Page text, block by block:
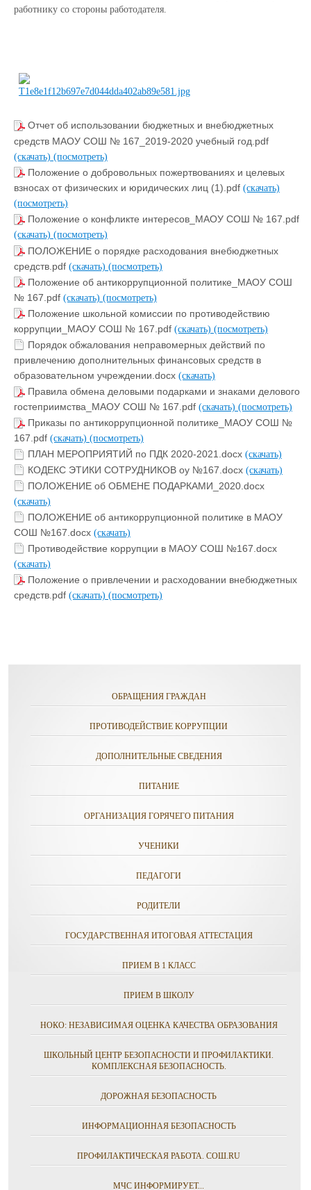
работнику со стороны работодателя.
Отчет об использовании бюджетных и внебюджетных
средств МАОУ СОШ № 167_2019-2020 учебный год.pdf
(скачать) (посмотреть)
Положение о добровольных пожертвованиях и целевых
взносах от физических и юридических лиц (1).pdf (скачать)
(посмотреть)
Положение о конфликте интересов_МАОУ СОШ № 167.pdf
(скачать) (посмотреть)
ПОЛОЖЕНИЕ о порядке расходования внебюджетных
средств.pdf (скачать) (посмотреть)
Положение об антикоррупционной политике_МАОУ СОШ
№ 167.pdf (скачать) (посмотреть)
Положение школьной комиссии по противодействию
коррупции_МАОУ СОШ № 167.pdf (скачать) (посмотреть)
Порядок обжалования неправомерных действий по
привлечению дополнительных финансовых средств в
образовательном учреждении.docx (скачать)
Правила обмена деловыми подарками и знаками делового
гостеприимства_МАОУ СОШ № 167.pdf (скачать) (посмотреть)
Приказы по антикоррупционной политике_МАОУ СОШ №
167.pdf (скачать) (посмотреть)
ПЛАН МЕРОПРИЯТИЙ по ПДК 2020-2021.docx (скачать)
КОДЕКС ЭТИКИ СОТРУДНИКОВ оу №167.docx (скачать)
ПОЛОЖЕНИЕ об ОБМЕНЕ ПОДАРКАМИ_2020.docx
(скачать)
ПОЛОЖЕНИЕ об антикоррупционной политике в МАОУ
СОШ №167.docx (скачать)
Противодействие коррупции в МАОУ СОШ №167.docx
(скачать)
Положение о привлечении и расходовании внебюджетных
средств.pdf (скачать) (посмотреть)
ОБРАЩЕНИЯ ГРАЖДАН
ПРОТИВОДЕЙСТВИЕ КОРРУПЦИИ
ДОПОЛНИТЕЛЬНЫЕ СВЕДЕНИЯ
ПИТАНИЕ
ОРГАНИЗАЦИЯ ГОРЯЧЕГО ПИТАНИЯ
УЧЕНИКИ
ПЕДАГОГИ
РОДИТЕЛИ
ГОСУДАРСТВЕННАЯ ИТОГОВАЯ АТТЕСТАЦИЯ
ПРИЕМ В 1 КЛАСС
ПРИЕМ В ШКОЛУ
НОКО: НЕЗАВИСИМАЯ ОЦЕНКА КАЧЕСТВА ОБРАЗОВАНИЯ
ШКОЛЬНЫЙ ЦЕНТР БЕЗОПАСНОСТИ И ПРОФИЛАКТИКИ.
КОМПЛЕКСНАЯ БЕЗОПАСНОСТЬ.
ДОРОЖНАЯ БЕЗОПАСНОСТЬ
ИНФОРМАЦИОННАЯ БЕЗОПАСНОСТЬ
ПРОФИЛАКТИЧЕСКАЯ РАБОТА. СОШ.RU
МЧС ИНФОРМИРУЕТ...